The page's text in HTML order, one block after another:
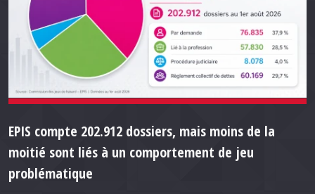
EPIS compte 202.912 dossiers, mais moins de la
moitié sont liés à un comportement de jeu
problématique